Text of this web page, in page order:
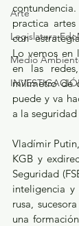
Arte
Legislatura
Medio
practica
con
Lo vemos en
en las
milímetro de
puede y va
a la
Vladímir
KGB y
Seguridad
inteligencia
rusa,
una